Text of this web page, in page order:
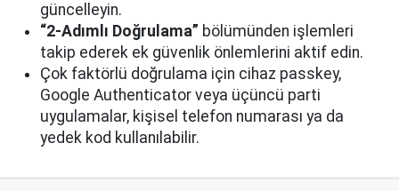
güncelleyin.
“2-Adımlı Doğrulama” bölümünden işlemleri
takip ederek ek güvenlik önlemlerini aktif edin.
Çok faktörlü doğrulama için cihaz passkey,
Google Authenticator veya üçüncü parti
uygulamalar, kişisel telefon numarası ya da
yedek kod kullanılabilir.